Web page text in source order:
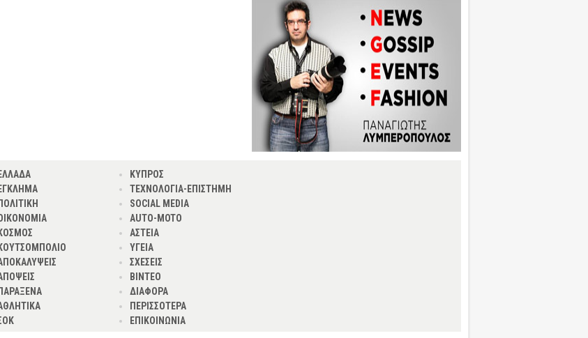
ΕΛΛΑΔΑ
ΕΓΚΛΗΜΑ
ΠΟΛΙΤΙΚΗ
ΚΟΣΜΟΣ
ΚΟΥΤΣΟΜΠΟΛΙΟ
ΠΑΡΑΞΕΝΑ
ΚΥΠΡΟΣ
ΤΕΧΝΟΛΟΓΙΑ-ΕΠΙΣΤΗΜΗ
SOCIAL MEDIA
AUTO-MOTO
ΑΣΤΕΙΑ
ΥΓΕΙΑ
ΣΧΕΣΕΙΣ
ΒΙΝΤΕΟ
ΔΙΑΦΟΡΑ
ΠΕΡΙΣΣΟΤΕΡΑ
ΕΠΙΚΟΙΝΩΝΙΑ